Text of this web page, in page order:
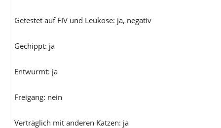
Getestet auf FIV und Leukose: ja, negativ
Gechippt: ja
Entwurmt: ja
Freigang: nein
Verträglich mit anderen Katzen: ja